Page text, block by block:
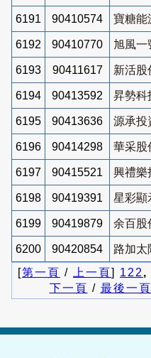
6191 90410574 寶糖能
6192 90410770 旭風一
6193 90411617 新活股
6194 90413592 昇勢科
6195 90413636 源承投
6196 90414298 華采股
6197 90415521 興禮樂
6198 90419391 星彩顯
6199 90419879 余百股
6200 90420854
路加太
[第一頁 / 上一頁] 122 ,
下一頁 / 最後一頁